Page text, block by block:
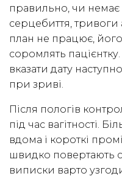
правильно, чи немає
серцебиття, тривоги
план не працює,
соромлять
вказати дату
при зриві.
Після пологів
під час вагітності.
вдома і короткі
швидко повертають
виписки варто